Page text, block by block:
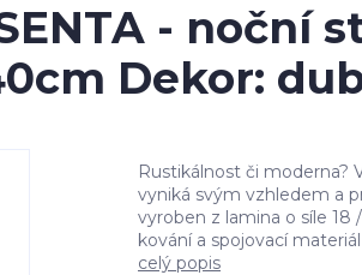
- noční
Dekor:
Rustikálnost či moderna?
vyniká svým vzhledem a
vyroben z lamina o síle 18
kování a spojovací
celý popis